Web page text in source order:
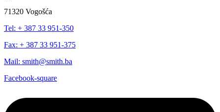
71320 Vogošća
Tel: + 387 33 951-350
Fax: + 387 33 951-375
Mail: smith@smith.ba
Facebook-square